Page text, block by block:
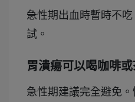
急性期出血時暫時不
試。
胃潰瘍可以喝咖啡或
急性期建議完全避免。